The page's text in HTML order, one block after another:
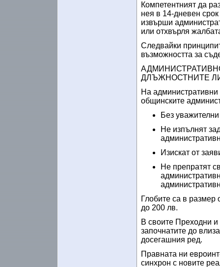
Компетентният да
нея в 14-дневен
извърши
или отхвърля
Следвайки
възможността за
ДЛЪЖНОСТНИТЕ
На
общинските
Без
Не изпълнят
Изискат от
Не препратят
Глобите са в размер
до 200 лв.
В своите Преходни и
започнатите до
досегашния ред.
Правната ни
синхрон с новите